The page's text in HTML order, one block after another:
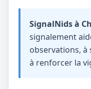
SignalNids à
signalement
observations, à
à renforcer la